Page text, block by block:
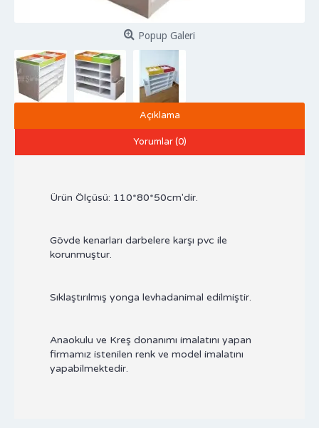
Popup Galeri
Açıklama
Yorumlar (0)
Ürün Ölçüsü: 110*80*50cm'dir.
Gövde kenarları darbelere karşı pvc ile
korunmuştur.
Sıklaştırılmış yonga levhadanimal edilmiştir.
Anaokulu ve Kreş donanımı imalatını yapan
firmamız istenilen renk ve model imalatını
yapabilmektedir.